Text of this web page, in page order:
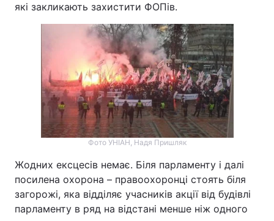
які закликають захистити ФОПів.
Фото УНІАН, Надя Пришляк
Жодних ексцесів немає. Біля парламенту і далі
посилена охорона – правоохоронці стоять біля
загорожі, яка відділяє учасників акції від будівлі
парламенту в ряд на відстані менше ніж одного